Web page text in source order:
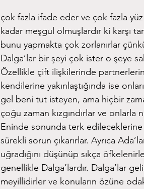
çok fazla ifade eder ve çok fazla
kadar meşgul olmuşlardır ki karşı
bunu yapmakta çok zorlanırlar
Dalga’lar bir şeyi çok ister o şeye
Özellikle çift ilişkilerinde
kendilerine yakınlaştığında ise
gel beni tut isteyen, ama hiçbir
çoğu zaman kızgındırlar ve onlarla
Eninde sonunda terk edileceklerine
sürekli sorun çıkarırlar. Ayrıca
uğradığını düşünüp sıkça
genellikle Dalga’lardır. Dalga’lar
meyillidirler ve konuların özüne